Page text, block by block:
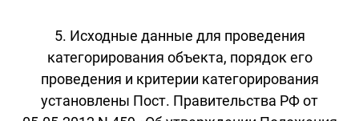
5. Исходные данные для проведения
категорирования объекта, порядок его
проведения и критерии категорирования
установлены Пост. Правительства РФ от